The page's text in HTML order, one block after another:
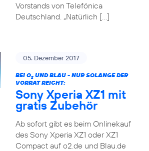
Vorstands von Telefónica
Deutschland. „Natürlich […]
05. Dezember 2017
BEI O2UND BLAU - NUR SOLANGE DER
VORRAT REICHT:
Sony Xperia XZ1 mit
gratis Zubehör
Ab sofort gibt es beim Onlinekauf
des Sony Xperia XZ1 oder XZ1
Compact auf o2.de und Blau.de